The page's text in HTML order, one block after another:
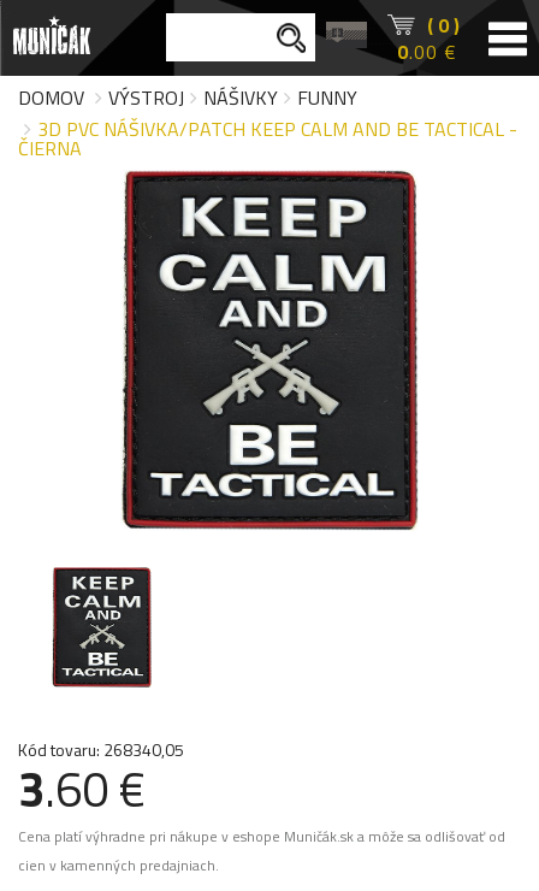
( 0 )
0.00 €
DOMOV
VÝSTROJ NÁŠIVKY
FUNNY
3D PVC NÁŠIVKA/PATCH KEEP CALM AND BE TACTICAL -
ČIERNA
Kód tovaru: 268340,05
3.60 €
Cena platí výhradne pri nákupe v eshope Muničák.sk a môže sa odlišovať od
cien v kamenných predajniach.